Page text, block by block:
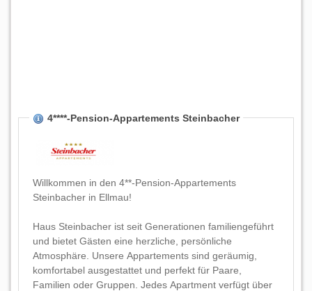
4****-Pension-Appartements Steinbacher
Willkommen in den 4**-Pension-Appartements
Steinbacher in Ellmau!
Haus Steinbacher ist seit Generationen familiengeführt
und bietet Gästen eine herzliche, persönliche
Atmosphäre. Unsere Appartements sind geräumig,
komfortabel ausgestattet und perfekt für Paare,
Familien oder Gruppen. Jedes Apartment verfügt über